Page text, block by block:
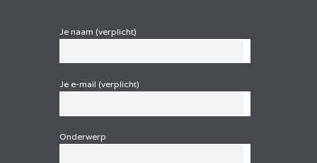
Je naam (verplicht)
Je e-mail (verplicht)
Onderwerp